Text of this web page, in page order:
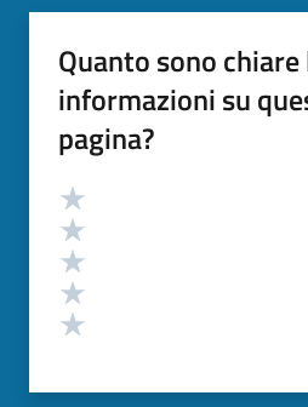
Quanto sono chiare
informazioni su
pagina?
Valutazione